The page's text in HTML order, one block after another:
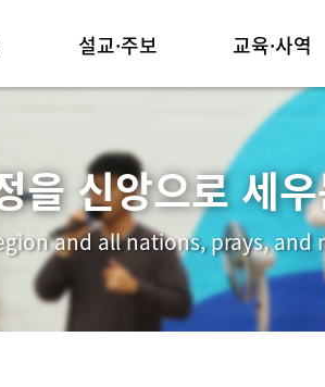
설교·주보
금요예배
교회주보
행사동영상
교육·사역
양육시스템
순모임사역
선교사역
중보기도
을 신앙으로 세
and all nations, prays, and